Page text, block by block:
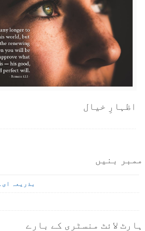
اظہارِ خیال
ممبر بنیں
بذریعہ
ہارٹ لائٹ منسٹری کے بارے